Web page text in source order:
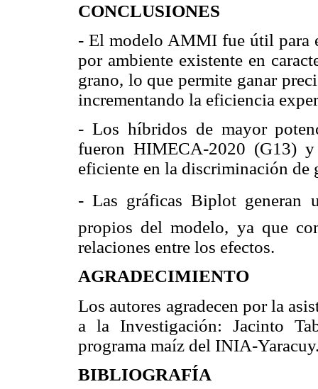
CONCLUSIONES
- El modelo AMMI fue útil para
por ambiente existente en
grano, lo que permite ganar
incrementando la eficiencia
- Los híbridos de mayor
fueron HIMECA-2020 (G13)
eficiente en la discriminación de
- Las gráficas Biplot
propios del modelo, ya que
relaciones entre los efectos.
AGRADECIMIENTO
Los autores agradecen por la
a la Investigación: Jacinto
programa maíz del INIA-
BIBLIOGRAFÍA